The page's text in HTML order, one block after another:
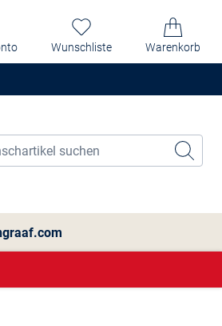
Wunschliste Warenkorb